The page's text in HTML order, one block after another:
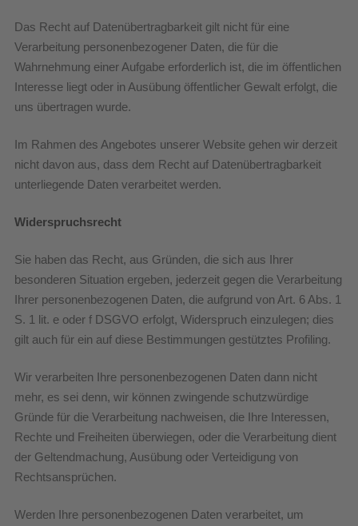
Das Recht auf Datenübertragbarkeit gilt nicht für eine
Verarbeitung personenbezogener Daten, die für die
Wahrnehmung einer Aufgabe erforderlich ist, die im öffentlichen
Interesse liegt oder in Ausübung öffentlicher Gewalt erfolgt, die
uns übertragen wurde.
Im Rahmen des Angebotes unserer Website gehen wir derzeit
nicht davon aus, dass dem Recht auf Datenübertragbarkeit
unterliegende Daten verarbeitet werden.
Widerspruchsrecht
Sie haben das Recht, aus Gründen, die sich aus Ihrer
besonderen Situation ergeben, jederzeit gegen die Verarbeitung
Ihrer personenbezogenen Daten, die aufgrund von Art. 6 Abs. 1
S. 1 lit. e oder f DSGVO erfolgt, Widerspruch einzulegen; dies
gilt auch für ein auf diese Bestimmungen gestütztes Profiling.
Wir verarbeiten Ihre personenbezogenen Daten dann nicht
mehr, es sei denn, wir können zwingende schutzwürdige
Gründe für die Verarbeitung nachweisen, die Ihre Interessen,
Rechte und Freiheiten überwiegen, oder die Verarbeitung dient
der Geltendmachung, Ausübung oder Verteidigung von
Rechtsansprüchen.
Werden Ihre personenbezogenen Daten verarbeitet, um